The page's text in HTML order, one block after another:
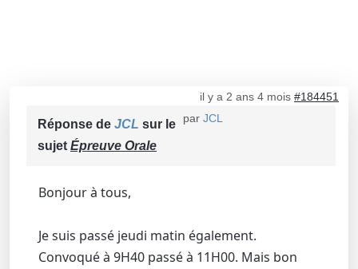
il y a 2 ans 4 mois #184451
par JCL
Réponse de JCL sur le
sujet Épreuve Orale
Bonjour à tous,
Je suis passé jeudi matin également.
Convoqué à 9H40 passé à 11H00. Mais bon